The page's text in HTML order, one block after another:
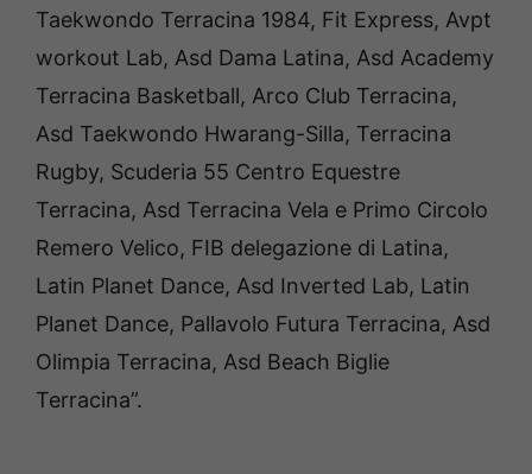
Taekwondo Terracina 1984, Fit Express, Avpt
workout Lab, Asd Dama Latina, Asd Academy
Terracina Basketball, Arco Club Terracina,
Asd Taekwondo Hwarang-Silla, Terracina
Rugby, Scuderia 55 Centro Equestre
Terracina, Asd Terracina Vela e Primo Circolo
Remero Velico, FIB delegazione di Latina,
Latin Planet Dance, Asd Inverted Lab, Latin
Planet Dance, Pallavolo Futura Terracina, Asd
Olimpia Terracina, Asd Beach Biglie
Terracina”.